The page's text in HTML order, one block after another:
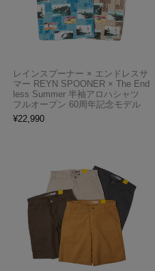
レインスプーナー × エンドレスサ
マー REYN SPOONER × The End
less Summer 半袖アロハシャツ
フルオープン 60周年記念モデル
¥22,990